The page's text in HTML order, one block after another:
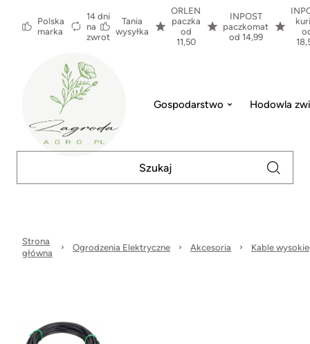
Polska
marka
14 dni
na
zwrot
Tania
wysyłka
ORLEN
paczka
od
11,50
INPOST
paczkomat
od 14,99
Gospodarstwo Hodowla
Strona
główna
Ogrodzenia Elektryczne Akcesoria Kable